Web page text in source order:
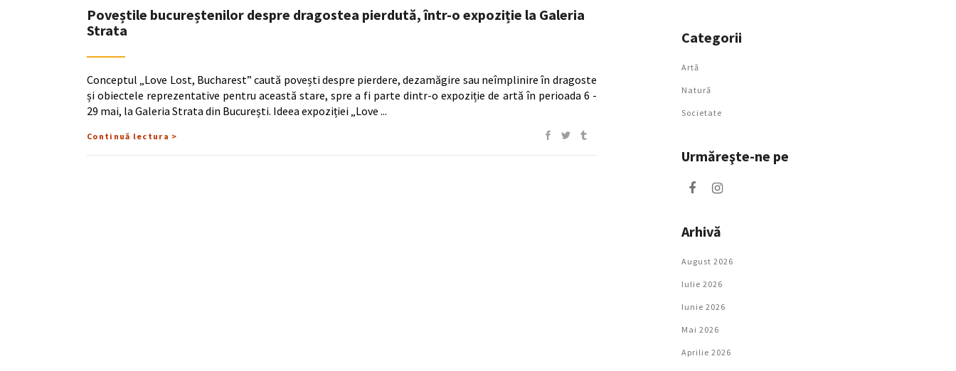
Poveștile bucureștenilor despre dragostea pierdută, într-o expoziție la Galeria
Strata
Conceptul „Love Lost, Bucharest” caută povești despre pierdere, dezamăgire sau neîmplinire în dragoste
și obiectele reprezentative pentru această stare, spre a fi parte dintr-o expoziție de artă în perioada 6 -
29 mai, la Galeria Strata din București. Ideea expoziției „Love
Continuă lectura >
Categorii
Artǎ
Natură
Societate
Urmăreşte-ne pe
Arhivă
August 2026
Iulie 2026
Iunie 2026
Mai 2026
Aprilie 2026